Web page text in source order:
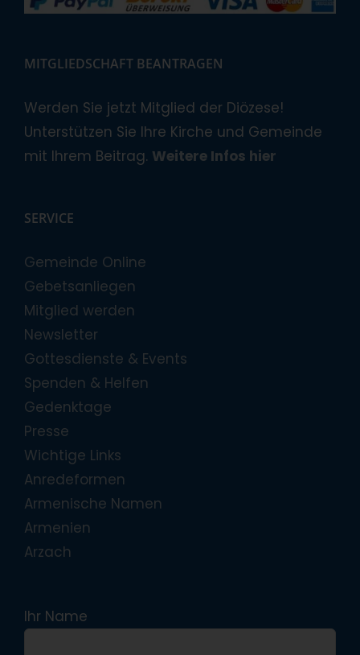
MITGLIEDSCHAFT BEANTRAGEN
Werden Sie jetzt Mitglied der Diözese!
Unterstützen Sie Ihre Kirche und Gemeinde
mit Ihrem Beitrag. Weitere Infos hier
SERVICE
Gemeinde Online
Gebetsanliegen
Mitglied werden
Newsletter
Gottesdienste & Events
Spenden & Helfen
Gedenktage
Presse
Wichtige Links
Anredeformen
Armenische Namen
Armenien
Arzach
Ihr Name